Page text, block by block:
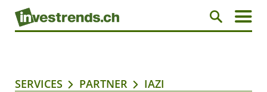
SERVICES PARTNER IAZI